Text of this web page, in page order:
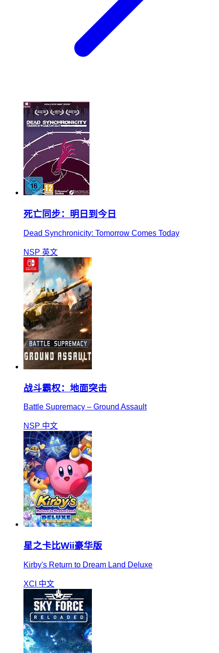
死亡同步：明日到今日
Dead Synchronicity: Tomorrow Comes Today
NSP 英文
战斗霸权：地面突击
Battle Supremacy – Ground Assault
NSP 中文
星之卡比Wii豪华版
Kirby's Return to Dream Land Deluxe
XCI 中文